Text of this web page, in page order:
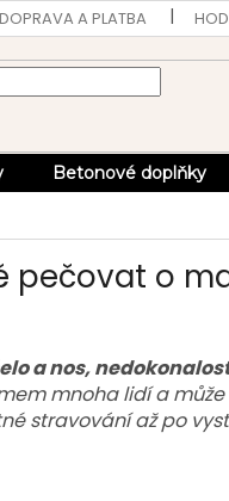
DOPRAVA A PLATBA
Betonové doplňky
pečovat o
a nos,
mnoha lidí a
stravování až po